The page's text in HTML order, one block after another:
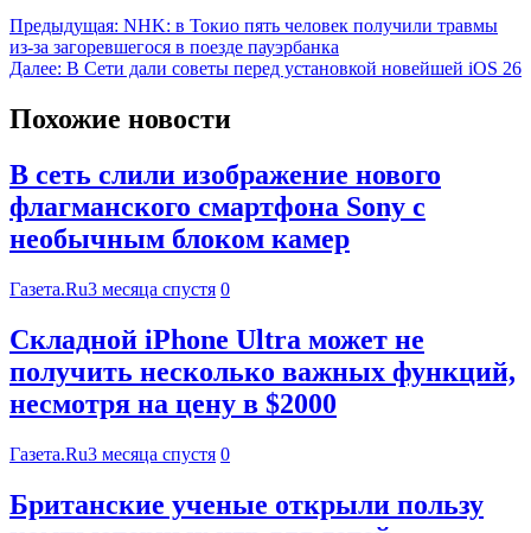
Предыдущая: NHK: в Токио пять человек получили травмы
из-за загоревшегося в поезде пауэрбанка
Далее: В Сети дали советы перед установкой новейшей iOS 26
Похожие новости
В сеть слили изображение нового
флагманского смартфона Sony с
необычным блоком камер
Газета.Ru3 месяца спустя 0
Складной iPhone Ultra может не
получить несколько важных функций,
несмотря на цену в $2000
Газета.Ru3 месяца спустя 0
Британские ученые открыли пользу